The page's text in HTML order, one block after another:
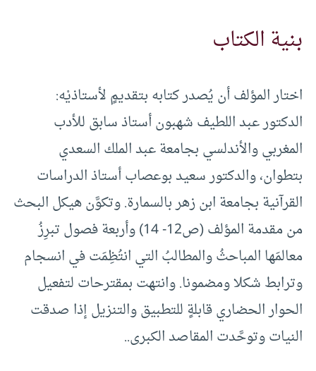
بنية الكتاب
اختار المؤلف أن يُصدر كتابه بتقديمٍ لأستاذيْه:
الدكتور عبد اللطيف شهبون أستاذ سابق للأدب
المغربي والأندلسي بجامعة عبد الملك السعدي
بتطوان، والدكتور سعيد بوعصاب أستاذ الدراسات
القرآنية بجامعة ابن زهر بالسمارة. وتكوَّن هيكل البحث
من مقدمة المؤلف (ص12- 14) وأربعة فصول تبرِزُ
معالمَها المباحثُ والمطالبُ التي انتُظِمَت في انسجام
وترابط شكلا ومضمونا. وانتهت بمقترحات لتفعيل
الحوار الحضاري قابلةٍ للتطبيق والتنزيل إذا صدقت
النيات وتوحَّدت المقاصد الكبرى..